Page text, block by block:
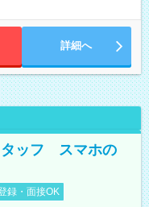
詳細へ
タッフ スマホの
録・面接OK